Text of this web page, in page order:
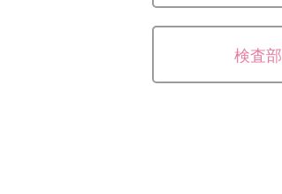
検査部